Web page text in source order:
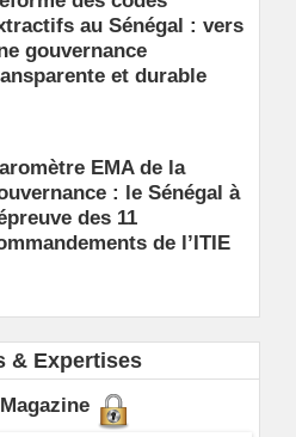
au Sénégal : vers
gouvernance
et durable
EMA de la
: le Sénégal à
des 11
de l’ITIE
& Expertises